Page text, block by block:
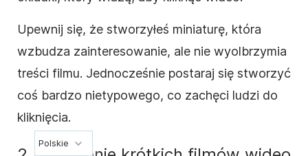
Upewnij się, że stworzyłeś miniaturę, która
wzbudza zainteresowanie, ale nie wyolbrzymia
treści filmu. Jednocześnie postaraj się stworzyć
coś bardzo nietypowego, co zachęci ludzi do
kliknięcia.
Polskie